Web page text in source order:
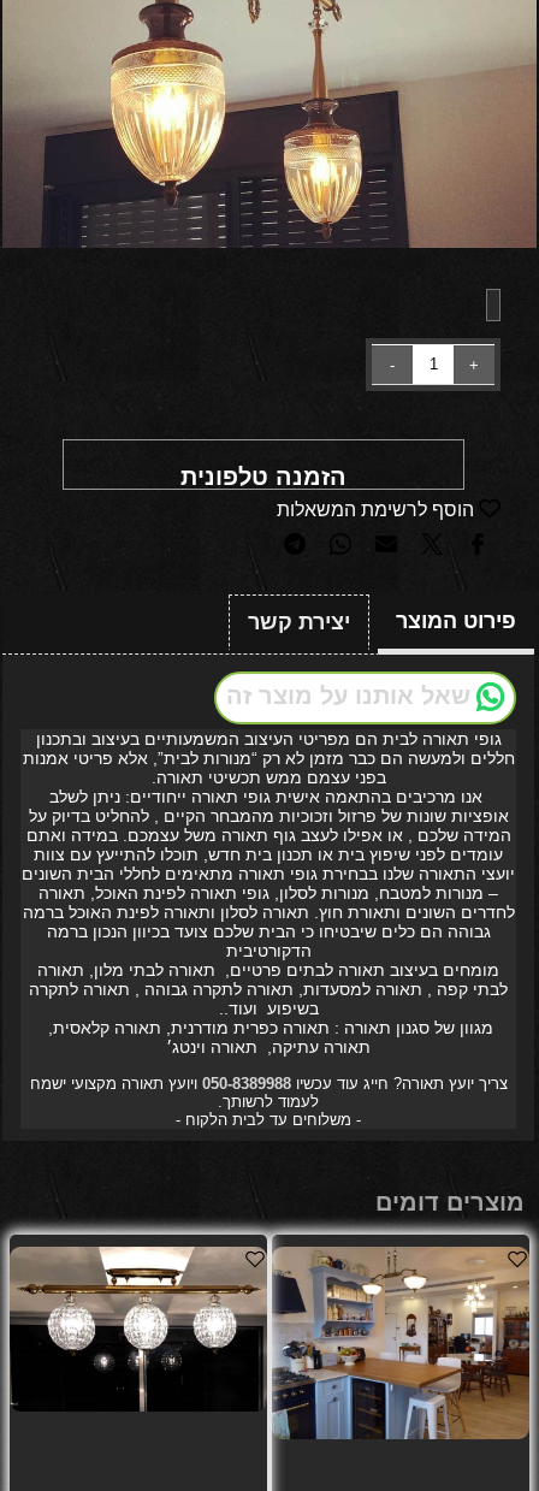
הזמנה טלפונית
הוסף לרשימת המשאלות
פירוט המוצר יצירת קשר
שאל אותנו על מוצר זה
גופי תאורה לבית הם מפריטי העיצוב המשמעותיים בעיצוב ובתכנון
חללים ולמעשה הם כבר מזמן לא רק “מנורות לבית”, אלא פריטי אמנות
בפני עצמם ממש תכשיטי תאורה.
אנו מרכיבים בהתאמה אישית גופי תאורה ייחודיים: ניתן לשלב
אופציות שונות של פרזול וזכוכיות מהמבחר הקיים , להחליט בדיוק על
המידה שלכם , או אפילו לעצב גוף תאורה משל עצמכם. במידה ואתם
עומדים לפני שיפוץ בית או תכנון בית חדש, תוכלו להתייעץ עם צוות
יועצי התאורה שלנו בבחירת גופי תאורה מתאימים לחללי הבית השונים
– מנורות למטבח, מנורות לסלון, גופי תאורה לפינת האוכל, תאורה
לחדרים השונים ותאורת חוץ. תאורה לסלון ותאורה לפינת האוכל ברמה
גבוהה הם כלים שיבטיחו כי הבית שלכם צועד בכיוון הנכון ברמה
הדקורטיבית
מומחים בעיצוב תאורה לבתים פרטיים, תאורה לבתי מלון, תאורה
לבתי קפה , תאורה למסעדות, תאורה לתקרה גבוהה , תאורה לתקרה
בשיפוע ועוד..
מגוון של סגנון תאורה : תאורה כפרית מודרנית, תאורה קלאסית,
תאורה עתיקה, תאורה וינטג׳
צריך יועץ תאורה? חייג עוד עכשיו050-8389988 ויועץ תאורה מקצועי ישמח
לעמוד לרשותך.
- משלוחים עד לבית הלקוח -
מוצרים דומים